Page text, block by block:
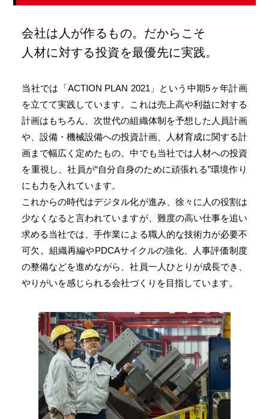
会社は人が作るもの。だからこそ
人材に対する投資を最優先に実践。
当社では「ACTION PLAN 2021」という中期5ヶ年計画
を立てて実践しています。これは売上高や利益に対する
計画はもちろん、次世代の組織体制を予想した人員計画
や、設備・機械設備への投資計画、人材育成に関する計
画まで幅広く定めたもの。中でも当社では人材への投資
を重視し、社員が“自分自身のために頑張れる”環境作り
にも力を入れています。
これからの時代はデジタル化が進み、徐々に人の役割は
少なくなると言われていますが、難度の高い仕事を追い
求める当社では、手作業による職人的な技術力が必要不
可欠。組織再編やPDCAサイクルの強化、人事評価制度
の整備などを進めながら、社員一人ひとりが成長でき、
やりがいを感じられる会社づくりを目指しています。